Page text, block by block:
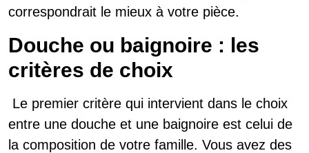
correspondrait le mieux à votre pièce.
Douche ou baignoire : les
critères de choix
Le premier critère qui intervient dans le choix
entre une douche et une baignoire est celui de
la composition de votre famille. Vous avez des